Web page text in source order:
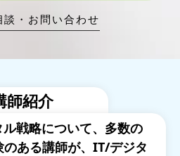
談・お問い合わせ
師紹介
戦略について、多数の
ある講師が、IT/デジタ